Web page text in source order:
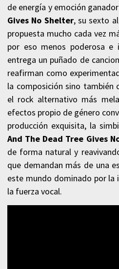
de energía y emoción
Gives No Shelter, su sexto
propuesta mucho cada vez
por eso menos poderosa e
entrega un puñado de
reafirman como
la composición sino
el rock alternativo más
efectos propio de género
producción exquisita, la
And The Dead Tree Gives
de forma natural y
que demandan más de una
este mundo dominado por
la fuerza vocal.